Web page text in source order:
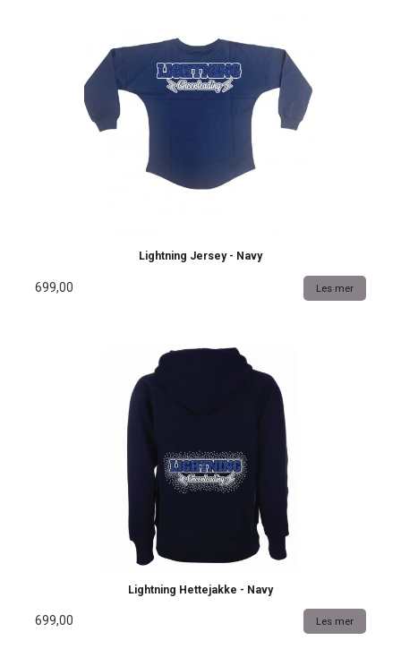
Lightning Jersey - Navy
699,00 Les mer
Lightning Hettejakke - Navy
699,00 Les mer